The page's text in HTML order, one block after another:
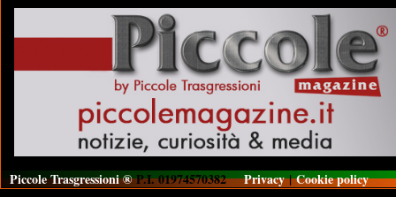
Piccole Trasgressioni ®P.I. 01974570382Privacy|Cookie policy